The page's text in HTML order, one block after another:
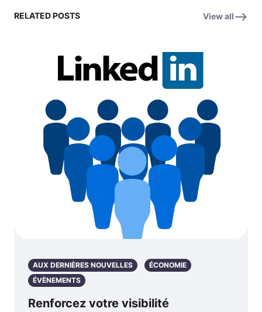
RELATED POSTS View all
AUX DERNIÈRES NOUVELLES
ÉCONOMIE
ÉVÈNEMENTS
Renforcez votre visibilité